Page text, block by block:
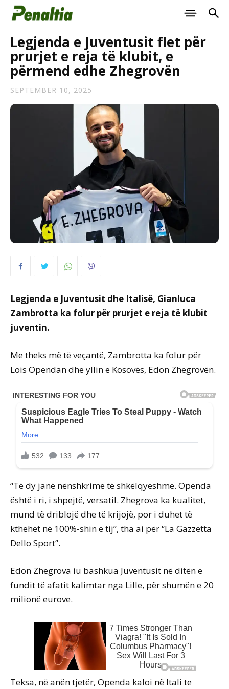
Legjenda e Juventusit flet për
prurjet e reja të klubit, e
përmend edhe Zhegrovën
SEPTEMBER 10, 2025
Legjenda e Juventusit dhe Italisë, Gianluca
Zambrotta ka folur për prurjet e reja të klubit
juventin.
Me theks më të veçantë, Zambrotta ka folur për
Lois Opendan dhe yllin e Kosovës, Edon Zhegrovën.
“Të dy janë nënshkrime të shkëlqyeshme. Openda
është i ri, i shpejtë, versatil. Zhegrova ka kualitet,
mund të driblojë dhe të krijojë, por i duhet të
kthehet në 100%-shin e tij”, tha ai për “La Gazzetta
Dello Sport”.
Edon Zhegrova iu bashkua Juventusit në ditën e
fundit të afatit kalimtar nga Lille, për shumën e 20
milionë eurove.
Teksa, në anën tjetër, Openda kaloi në Itali te